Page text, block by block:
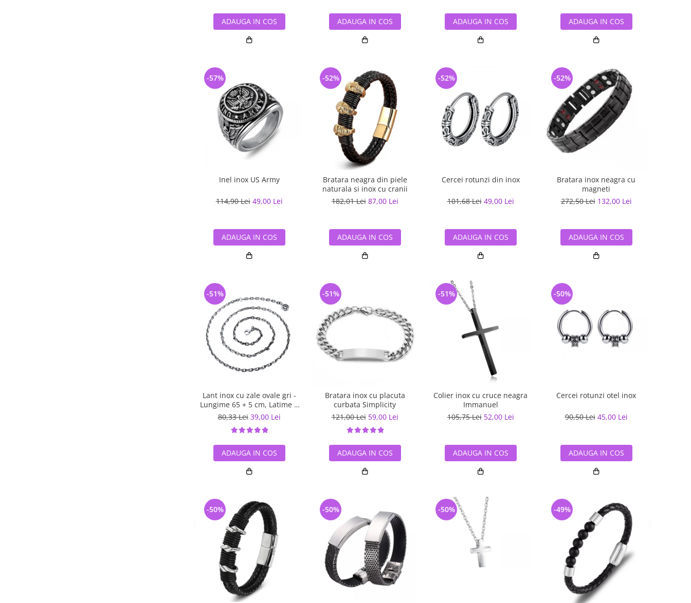
ADAUGA IN COS ADAUGA IN COS ADAUGA IN COS ADAUGA IN COS
Inel inox US Army
114,90 Lei 49,00 Lei
-57%
ADAUGA IN COS
Bratara neagra din piele
naturala si inox cu cranii
182,01 Lei 87,00 Lei
-52%
ADAUGA IN COS
Cercei rotunzi din inox
101,68 Lei 49,00 Lei
-52%
ADAUGA IN COS
Bratara inox neagra cu
magneti
272,50 Lei 132,00 Lei
-52%
ADAUGA IN COS
Lant inox cu zale ovale gri -
Lungime 65 + 5 cm, Latime 4
mm
80,33 Lei 39,00 Lei
-51%
ADAUGA IN COS
Bratara inox cu placuta
curbata Simplicity
121,00 Lei 59,00 Lei
-51%
ADAUGA IN COS
Colier inox cu cruce neagra
Immanuel
105,75 Lei 52,00 Lei
-51%
ADAUGA IN COS
Cercei rotunzi otel inox
90,50 Lei 45,00 Lei
-50%
ADAUGA IN COS
-50% -50% -50% -49%